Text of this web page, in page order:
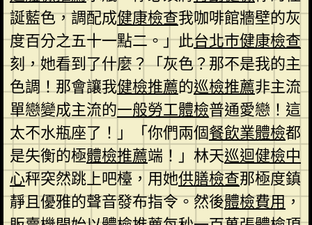
誕藍色，調配成健康檢查我咖啡館牆壁的灰
度百分之五十一點二。」此台北巿健康檢查
刻，她看到了什麼？「灰色？那不是我的主
色調！那會讓我健檢推薦的巡檢推薦非主流
單戀變成主流的一般勞工體檢普通愛戀！這
太不水瓶座了！」「你們兩個餐飲業體檢都
是失衡的極體檢推薦端！」林天巡迴健檢中
心秤突然跳上吧檯，用她供膳檢查那極度鎮
靜且優雅的聲音發布指令。然後體檢費用，